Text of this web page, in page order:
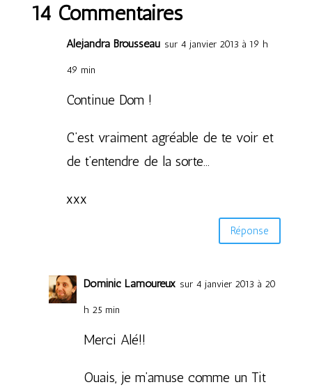
14 Commentaires
Alejandra Brousseau sur 4 janvier 2013 à 19 h
49 min
Continue Dom !
C’est vraiment agréable de te voir et
de t’entendre de la sorte…
xxx
Réponse
Dominic Lamoureux sur 4 janvier 2013 à 20
h 25 min
Merci Alé!!
Ouais, je m’amuse comme un Tit